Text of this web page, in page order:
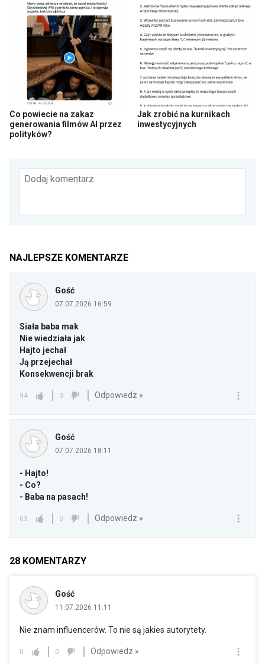
Co powiecie na zakaz
generowania filmów AI przez
polityków?
Jak zrobić na kurnikach
inwestycyjnych
Dodaj komentarz
NAJLEPSZE KOMENTARZE
Gość
07.07.2026 16:59
Siała baba mak
Nie wiedziała jak
Hajto jechał
Ją przejechał
Konsekwencji brak
94 0 Odpowiedz »
Gość
07.07.2026 18:11
- Hajto!
- Co?
- Baba na pasach!
63 0 Odpowiedz »
28 KOMENTARZY
Gość
11.07.2026 11:11
Nie znam influencerów. To nie są jakies autorytety.
0 0 Odpowiedz »